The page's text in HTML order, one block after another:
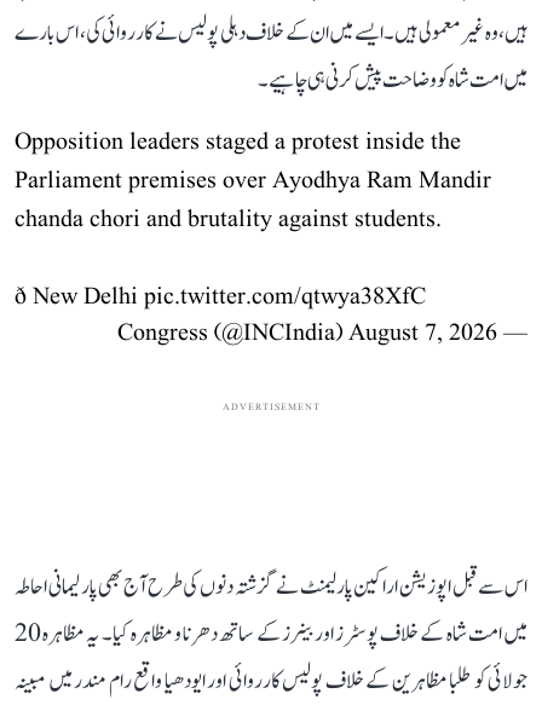
ہیں، وہ غیر معمولی ہیں۔ ایسے میں ان کے خلاف دہلی پولیس نے کارروائی کی، اس بارے
میں امت شاہ کو وضاحت پیش کرنی ہی چاہیے۔
Opposition leaders staged a protest inside the
Parliament premises over Ayodhya Ram Mandir
chanda chori and brutality against students.
ð New Delhi pic.twitter.com/qtwya38XfC
— Congress (@INCIndia)
August 7, 2026
ADVERTISEMENT
اس سے قبل اپوزیشن اراکین پارلیمنٹ نے گزشتہ دنوں کی طرح آج بھی پارلیمانی احاطہ
میں امت شاہ کے خلاف پوسٹرز اور بینرز کے ساتھ دھرنا و مظاہرہ کیا۔ یہ مظاہرہ 20
جولائی کو طلبا مظاہرین کے خلاف پولیس کارروائی اور ایودھیا واقع رام مندر میں مبینہ